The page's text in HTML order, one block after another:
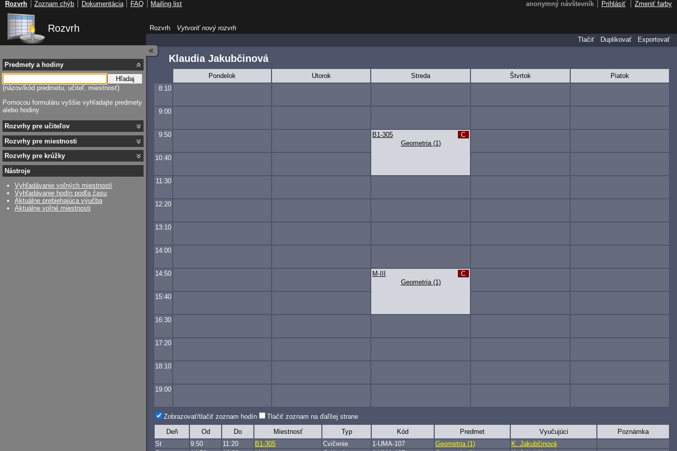
Rozvrh
Klaudia Jakubčinová
Pondelok Utorok Streda Štvrtok
Piatok
8:10
9:00
9:50
Geometria (1)
B1-305 C
10:40
11:30
12:20
13:10
14:00
14:50
Geometria (1)
M-III C
15:40
16:30
17:20
18:10
19:00
Zobrazovať/tlačiť zoznam hodín Tlačiť zoznam na ďaľšej strane
Deň Od Do Miestnosť Typ Kód Predmet Vyučujúci
Poznámka
St
9:50 11:20 B1-305 Cvičenie 1-UMA-107 Geometria (1)
K. Jakubčinová
Predmety a hodiny
Hľadaj
(názov/kód predmetu, učiteľ, miestnosť)
Pomocou formuláru vyššie vyhľadajte predmety
alebo hodiny
Rozvrhy pre učiteľov
Rozvrhy pre miestnosti
Rozvrhy pre krúžky
Nástroje
Vyhľadávanie voľných miestností
Vyhľadávanie hodín podľa času
Aktuálne prebiehajúca výučba
Aktuálne voľné miestnosti
Rozvrh
Vytvoriť nový rozvrh
Tlačiť
Duplikovať Exportovať
anonymný návštevník Prihlásiť Zmeniť farby
Rozvrh Zoznam chýb Dokumentácia FAQ Mailing list